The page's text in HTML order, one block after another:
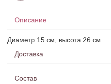
Описание
Диаметр 15 см, высота 26 см.
Доставка
Состав